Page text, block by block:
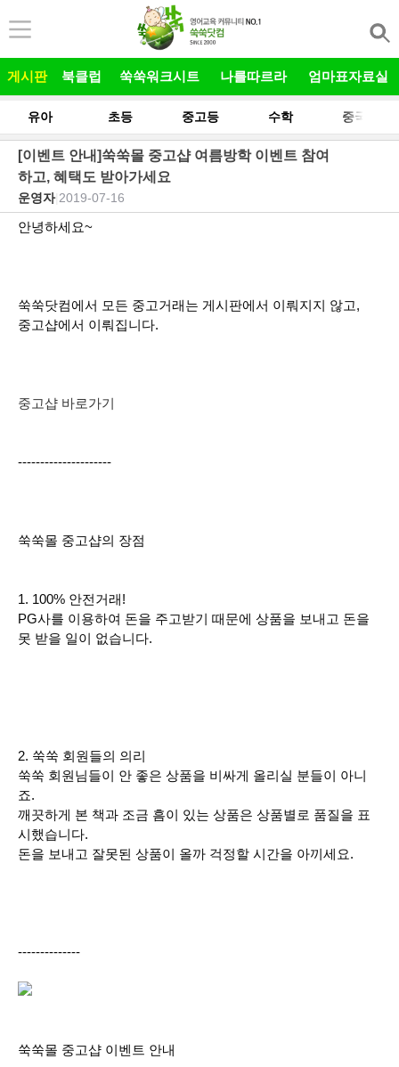
게시판 북클럽 쑥쑥워크시트 나를따르라 엄마표자료실
유아 초등 중고등 수학 중국어
[이벤트 안내]쑥쑥몰 중고샵 여름방학 이벤트 참여
하고, 혜택도 받아가세요
운영자| 2019-07-16
안녕하세요~
쑥쑥닷컴에서 모든 중고거래는 게시판에서 이뤄지지 않고,
중고샵에서 이뤄집니다.
중고샵 바로가기
---------------------
쑥쑥몰 중고샵의 장점
1. 100% 안전거래!
PG사를 이용하여 돈을 주고받기 때문에 상품을 보내고 돈을
못 받을 일이 없습니다.
2. 쑥쑥 회원들의 의리
쑥쑥 회원님들이 안 좋은 상품을 비싸게 올리실 분들이 아니
죠.
깨끗하게 본 책과 조금 흠이 있는 상품은 상품별로 품질을 표
시했습니다.
돈을 보내고 잘못된 상품이 올까 걱정할 시간을 아끼세요.
--------------
쑥쑥몰 중고샵 이벤트 안내